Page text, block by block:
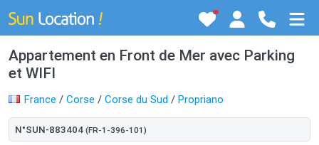
Appartement en Front de Mer avec Parking
et WIFI
France / Corse / Corse du Sud / Propriano
N°SUN-883404 (FR-1-396-101)